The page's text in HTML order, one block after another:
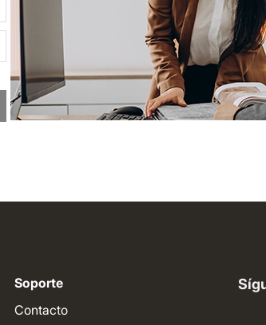
Soporte
Contacto